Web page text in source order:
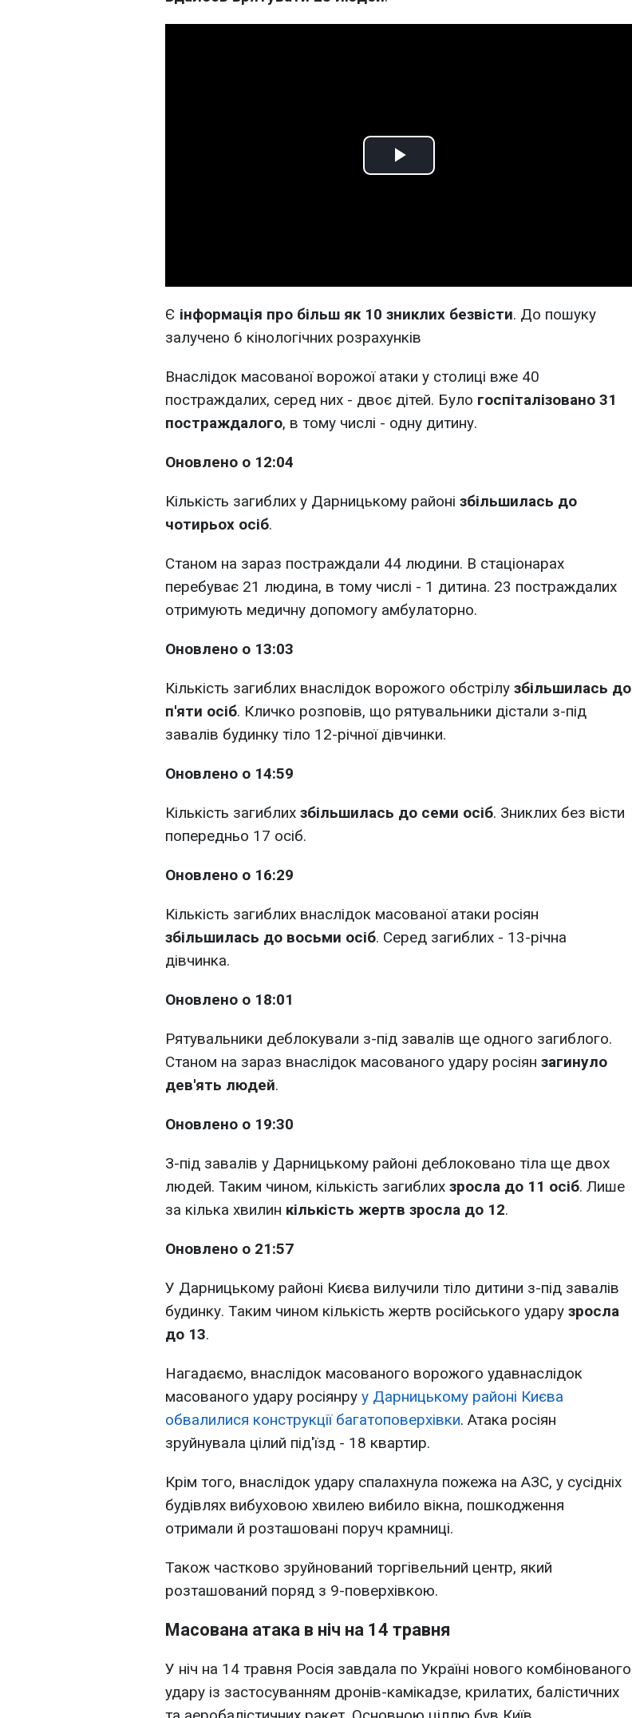
Play
Є інформація про більш як 10 зниклих безвісти. До пошуку
залучено 6 кінологічних розрахунків
Внаслідок масованої ворожої атаки у столиці вже 40
постраждалих, серед них - двоє дітей. Було госпіталізовано 31
постраждалого, в тому числі - одну дитину.
Оновлено о 12:04
Кількість загиблих у Дарницькому районі збільшилась до
чотирьох осіб.
Станом на зараз постраждали 44 людини. В стаціонарах
перебуває 21 людина, в тому числі - 1 дитина. 23 постраждалих
отримують медичну допомогу амбулаторно.
Оновлено о 13:03
Кількість загиблих внаслідок ворожого обстрілу збільшилась до
п'яти осіб. Кличко розповів, що рятувальники дістали з-під
завалів будинку тіло 12-річної дівчинки.
Оновлено о 14:59
Кількість загиблих збільшилась до семи осіб. Зниклих без вісти
попередньо 17 осіб.
Оновлено о 16:29
Кількість загиблих внаслідок масованої атаки росіян
збільшилась до восьми осіб. Серед загиблих - 13-річна
дівчинка.
Оновлено о 18:01
Рятувальники деблокували з-під завалів ще одного загиблого.
Станом на зараз внаслідок масованого удару росіян загинуло
дев'ять людей.
Оновлено о 19:30
З-під завалів у Дарницькому районі деблоковано тіла ще двох
людей. Таким чином, кількість загиблих зросла до 11 осіб. Лише
за кілька хвилин кількість жертв зросла до 12.
Оновлено о 21:57
У Дарницькому районі Києва вилучили тіло дитини з-під завалів
будинку. Таким чином кількість жертв російського удару зросла
до 13.
Нагадаємо, внаслідок масованого ворожого удавнаслідок
масованого удару росіянру у Дарницькому районі Києва
обвалилися конструкції багатоповерхівки. Атака росіян
зруйнувала цілий під'їзд - 18 квартир.
Крім того, внаслідок удару спалахнула пожежа на АЗС, у сусідніх
будівлях вибуховою хвилею вибило вікна, пошкодження
отримали й розташовані поруч крамниці.
Також частково зруйнований торгівельний центр, який
розташований поряд з 9-поверхівкою.
Масована атака в ніч на 14 травня
У ніч на 14 травня Росія завдала по Україні нового комбінованого
удару із застосуванням дронів-камікадзе, крилатих, балістичних